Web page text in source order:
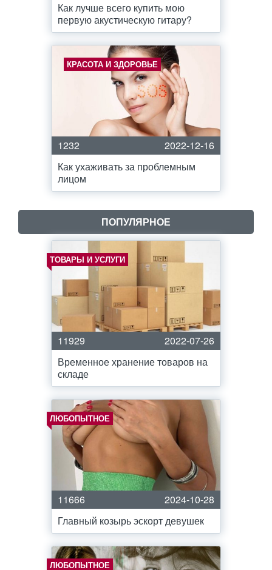
Как лучше всего купить мою
первую акустическую гитару?
КРАСОТА И ЗДОРОВЬЕ
1232
2022-12-16
Как ухаживать за проблемным
лицом
ПОПУЛЯРНОЕ
ТОВАРЫ И УСЛУГИ
11929
2022-07-26
Временное хранение товаров на
складе
ЛЮБОПЫТНОЕ
11666
2024-10-28
Главный козырь эскорт девушек
ЛЮБОПЫТНОЕ